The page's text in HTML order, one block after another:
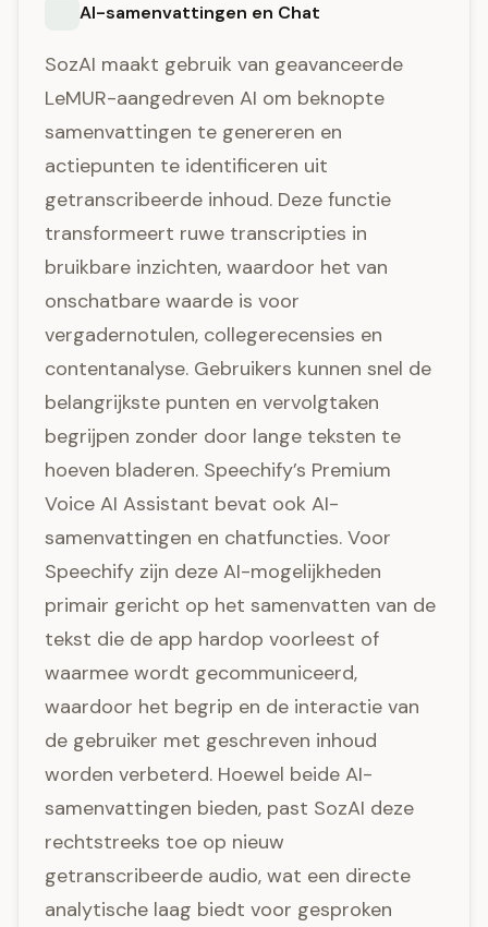
AI-samenvattingen en Chat
SozAI maakt gebruik van geavanceerde
LeMUR-aangedreven AI om beknopte
samenvattingen te genereren en
actiepunten te identificeren uit
getranscribeerde inhoud. Deze functie
transformeert ruwe transcripties in
bruikbare inzichten, waardoor het van
onschatbare waarde is voor
vergadernotulen, collegerecensies en
contentanalyse. Gebruikers kunnen snel de
belangrijkste punten en vervolgtaken
begrijpen zonder door lange teksten te
hoeven bladeren. Speechify’s Premium
Voice AI Assistant bevat ook AI-
samenvattingen en chatfuncties. Voor
Speechify zijn deze AI-mogelijkheden
primair gericht op het samenvatten van de
tekst die de app hardop voorleest of
waarmee wordt gecommuniceerd,
waardoor het begrip en de interactie van
de gebruiker met geschreven inhoud
worden verbeterd. Hoewel beide AI-
samenvattingen bieden, past SozAI deze
rechtstreeks toe op nieuw
getranscribeerde audio, wat een directe
analytische laag biedt voor gesproken